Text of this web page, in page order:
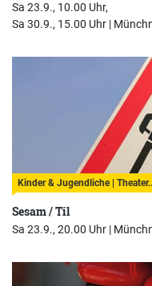
Sa 23.9., 10.00 Uhr,
Sa 30.9., 15.00 Uhr |
Kinder & Jugendliche | Theater..
Sesam / Til
Sa 23.9., 20.00 Uhr |